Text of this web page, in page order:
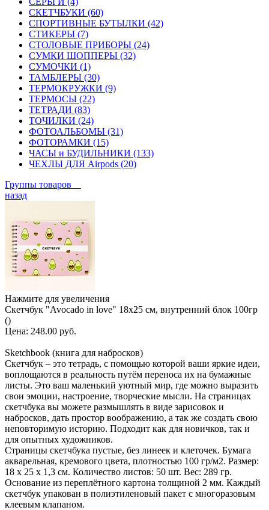
СКЕТЧБУКИ (60)
СПОРТИВНЫЕ БУТЫЛКИ (42)
СТИКЕРЫ (7)
СТОЛОВЫЕ ПРИБОРЫ (24)
СУМКИ ШОППЕРЫ (32)
СУМОЧКИ (1)
ТАМБЛЕРЫ (30)
ТЕРМОКРУЖКИ (9)
ТЕРМОСЫ (22)
ТЕТРАДИ (83)
ТОЧИЛКИ (24)
ФОТОАЛЬБОМЫ (31)
ФОТОРАМКИ (15)
ЧАСЫ и БУДИЛЬНИКИ (133)
ЧЕХЛЫ ДЛЯ Airpods (20)
Группы товаров
назад
Нажмите для увеличения
Скетчбук "Avocado in love" 18х25 см, внутренний блок 100гр
()
Цена: 248.00 руб.
Sketchbook (книга для набросков)
Скетчбук – это тетрадь, с помощью которой ваши яркие идеи,
воплощаются в реальность путём переноса их на бумажные
листы. Это ваш маленький уютный мир, где можно выразить
свои эмоции, настроение, творческие мысли. На страницах
скетчбука вы можете размышлять в виде зарисовок и
набросков, дать простор воображению, а так же создать свою
неповторимую историю. Подходит как для новичков, так и
для опытных художников.
Страницы скетчбука пустые, без линеек и клеточек. Бумага
акварельная, кремового цвета, плотностью 100 гр/м2. Размер:
18 х 25 х 1,3 см. Количество листов: 50 шт. Вес: 289 гр.
Основание из переплётного картона толщиной 2 мм. Каждый
скетчбук упакован в полиэтиленовый пакет с многоразовым
клеевым клапаном.